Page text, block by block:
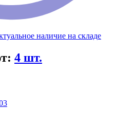
наличие на складе
4 шт.